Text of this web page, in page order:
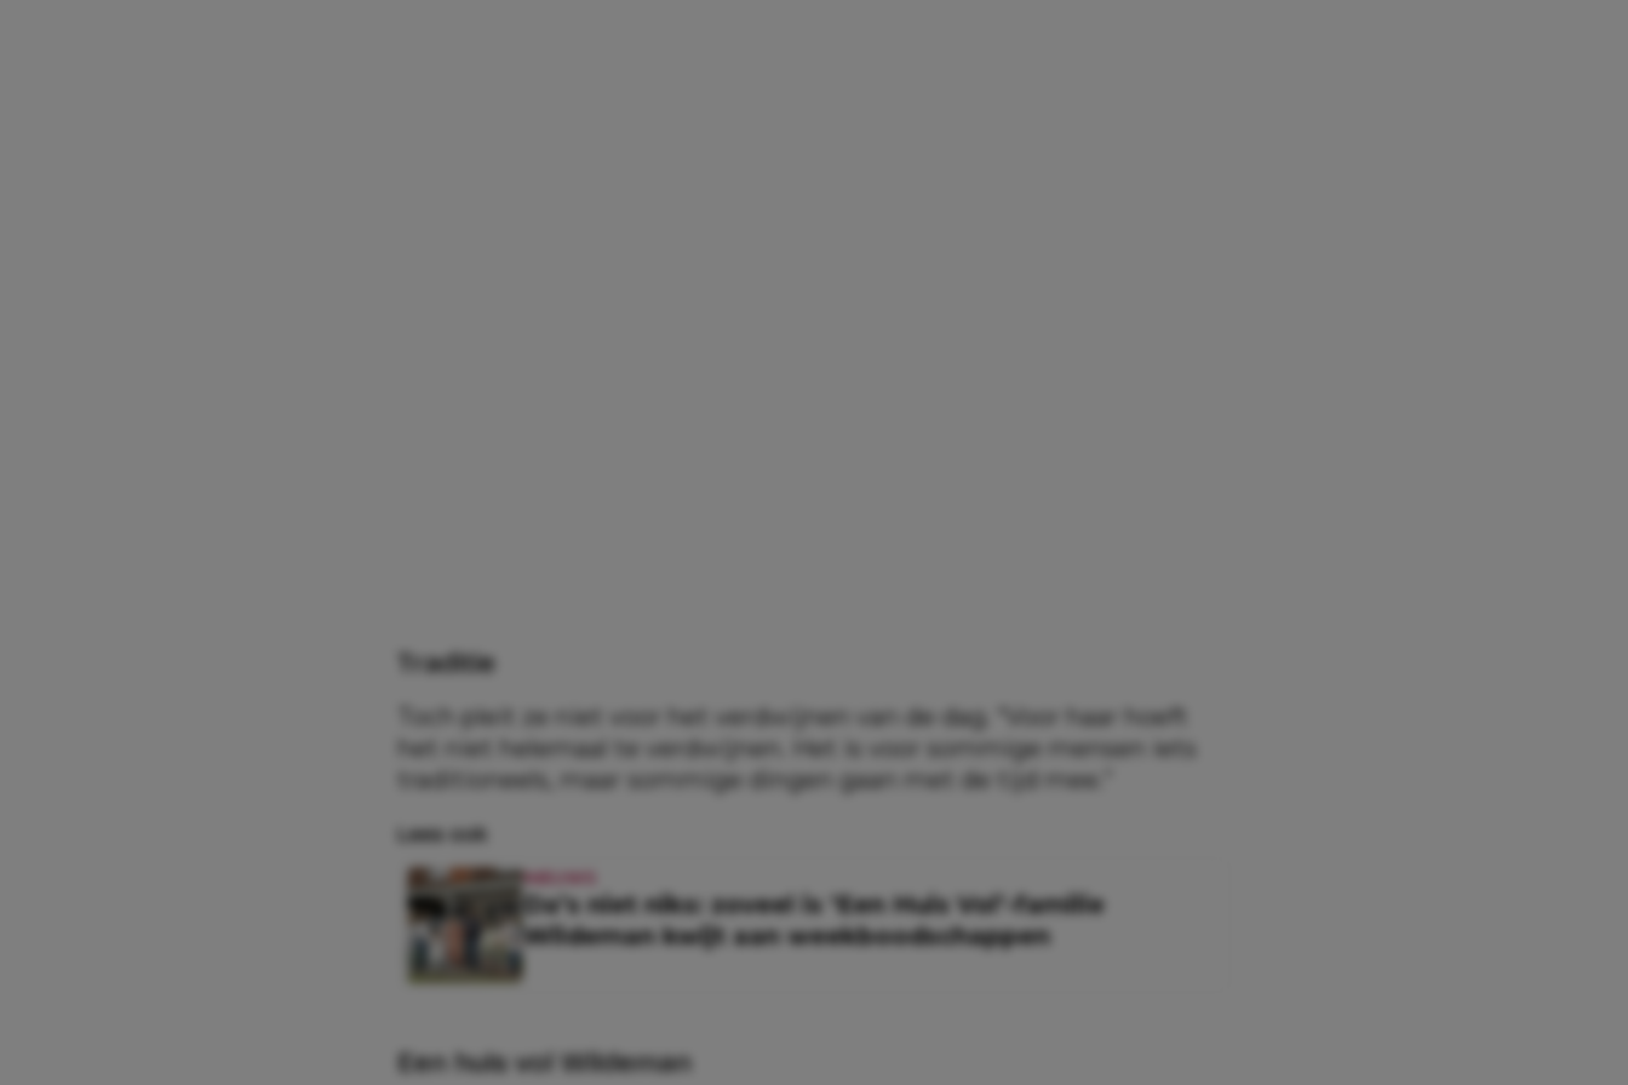
Traditie
Toch pleit ze niet voor het verdwijnen van de dag. “Voor haar hoeft
het niet helemaal te verdwijnen. Het is voor sommige mensen iets
traditioneels, maar sommige dingen gaan met de tijd mee.”
Lees ook
Da’s niet niks: zoveel is ‘Een Huis Vol’-familie
Wildeman kwijt aan weekboodschappen
Een huis vol Wildeman